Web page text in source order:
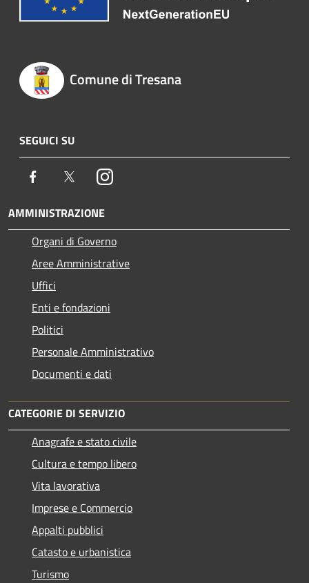
Comune di Tresana
SEGUICI SU
Facebook TwitterInstagram
AMMINISTRAZIONE
Organi di Governo
Aree Amministrative
Uffici
Enti e fondazioni
Politici
Personale Amministrativo
Documenti e dati
CATEGORIE DI SERVIZIO
Anagrafe e stato civile
Cultura e tempo libero
Vita lavorativa
Imprese e Commercio
Appalti pubblici
Catasto e urbanistica
Turismo